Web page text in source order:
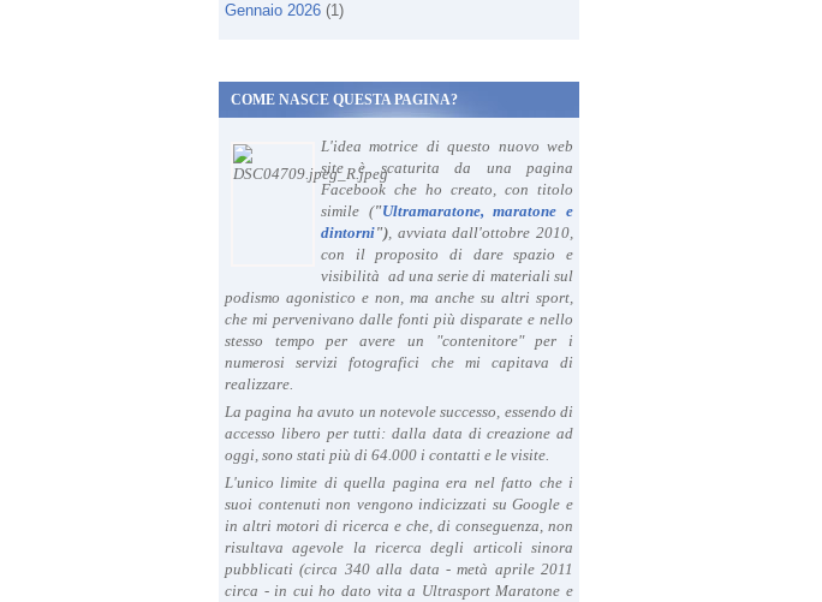
Gennaio 2026 (1)
COME NASCE QUESTA PAGINA?
L'idea motrice di questo nuovo web
site è scaturita da una pagina
Facebook che ho creato, con titolo
simile ("Ultramaratone, maratone e
dintorni"), avviata dall'ottobre 2010,
con il proposito di dare spazio e
visibilità ad una serie di materiali sul
podismo agonistico e non, ma anche su altri sport,
che mi pervenivano dalle fonti più disparate e nello
stesso tempo per avere un "contenitore" per i
numerosi servizi fotografici che mi capitava di
realizzare.
La pagina ha avuto un notevole successo, essendo di
accesso libero per tutti: dalla data di creazione ad
oggi, sono stati più di 64.000 i contatti e le visite.
L'unico limite di quella pagina era nel fatto che i
suoi contenuti non vengono indicizzati su Google e
in altri motori di ricerca e che, di conseguenza, non
risultava agevole la ricerca degli articoli sinora
pubblicati (circa 340 alla data - metà aprile 2011
circa - in cui ho dato vita a Ultrasport Maratone e